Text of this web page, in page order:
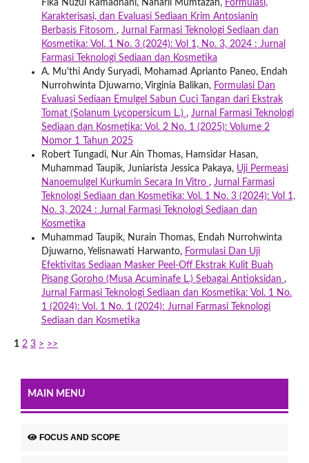
Fika Nuzul Ramadhani, Naharil Mumtazah, Formulasi,
Karakterisasi, dan Evaluasi Sediaan Krim Antosianin
Berbasis Fitosom , Jurnal Farmasi Teknologi Sediaan dan
Kosmetika: Vol. 1 No. 3 (2024): Vol 1, No. 3, 2024 : Jurnal
Farmasi Teknologi Sediaan dan Kosmetika
A. Mu'thi Andy Suryadi, Mohamad Aprianto Paneo, Endah
Nurrohwinta Djuwarno, Virginia Balikan, Formulasi Dan
Evaluasi Sediaan Emulgel Sabun Cuci Tangan dari Ekstrak
Tomat (Solanum Lycopersicum L.) , Jurnal Farmasi Teknologi
Sediaan dan Kosmetika: Vol. 2 No. 1 (2025): Volume 2
Nomor 1 Tahun 2025
Robert Tungadi, Nur Ain Thomas, Hamsidar Hasan,
Muhammad Taupik, Juniarista Jessica Pakaya, Uji Permeasi
Nanoemulgel Kurkumin Secara In Vitro , Jurnal Farmasi
Teknologi Sediaan dan Kosmetika: Vol. 1 No. 3 (2024): Vol 1,
No. 3, 2024 : Jurnal Farmasi Teknologi Sediaan dan
Kosmetika
Muhammad Taupik, Nurain Thomas, Endah Nurrohwinta
Djuwarno, Yelisnawati Harwanto, Formulasi Dan Uji
Efektivitas Sediaan Masker Peel-Off Ekstrak Kulit Buah
Pisang Goroho (Musa Acuminafe L.) Sebagai Antioksidan ,
Jurnal Farmasi Teknologi Sediaan dan Kosmetika: Vol. 1 No.
1 (2024): Vol. 1 No. 1 (2024): Jurnal Farmasi Teknologi
Sediaan dan Kosmetika
1 2 3 > >>
MAIN MENU
FOCUS AND SCOPE